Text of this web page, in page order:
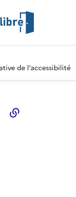
de l’accessibilité
Twitter)
Linkedin